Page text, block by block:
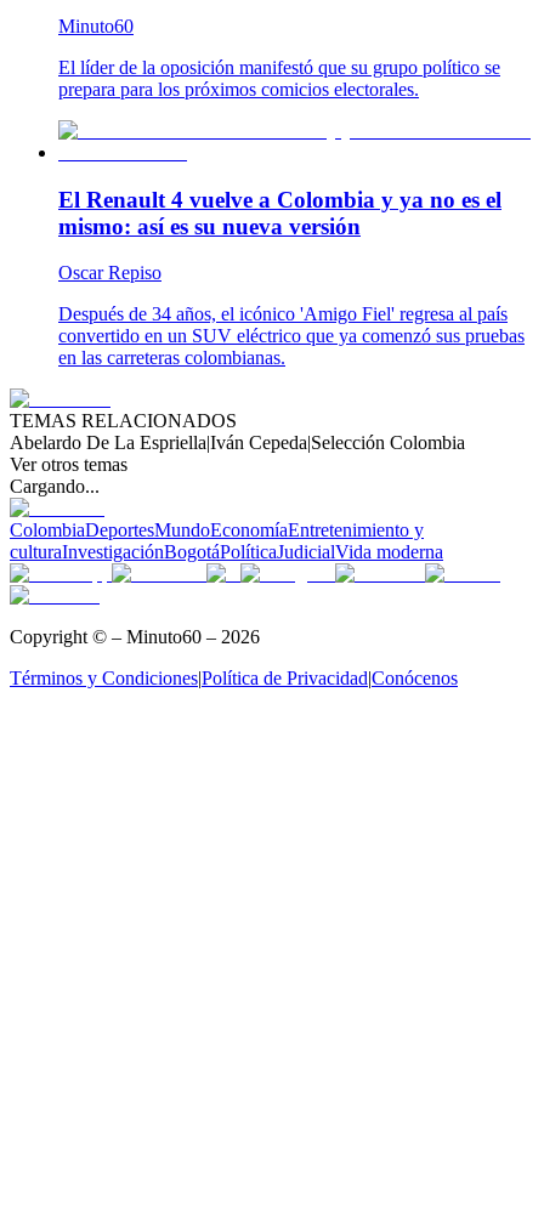
Minuto60
El líder de la oposición manifestó que su grupo político se
prepara para los próximos comicios electorales.
El Renault 4 vuelve a Colombia y ya no es el
mismo: así es su nueva versión
Oscar Repiso
Después de 34 años, el icónico 'Amigo Fiel' regresa al país
convertido en un SUV eléctrico que ya comenzó sus pruebas
en las carreteras colombianas.
TEMAS RELACIONADOS
Abelardo De La Espriella|Iván Cepeda|Selección Colombia
Ver otros temas
Cargando...
ColombiaDeportesMundoEconomíaEntretenimiento y
culturaInvestigaciónBogotáPolíticaJudicialVida moderna
Copyright © – Minuto60 – 2026
Términos y Condiciones|Política de Privacidad|Conócenos